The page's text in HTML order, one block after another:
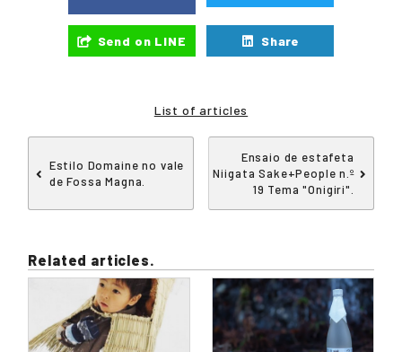
Send on LINE Share
List of articles
Estilo Domaine no vale
de Fossa Magna.
Ensaio de estafeta
Niigata Sake+People n.º
19 Tema "Onigiri".
Related articles.